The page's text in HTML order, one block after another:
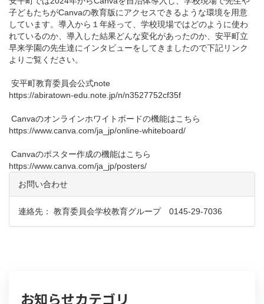
子どもたちがCanvaの教育版にアクセスできるような環境を用意
しています。導入から１年経って、学校現場ではどのように使わ
れているのか、導入した結果どんな変化があったのか、安平町立
早来学園の先生達にインタビューをしてきましたので下記リンク
よりご覧ください。
安平町教育委員会公式note
https://abiratown-edu.note.jp/n/n3527752cf35f
Canvaのオンラインホワイトボードの機能はこちら
https://www.canva.com/ja_jp/online-whiteboard/
Canvaのポスター作成の機能はこちら
https://www.canva.com/ja_jp/posters/
お問い合わせ
連絡先： 教育委員会学校教育グループ 0145-29-7036
お知らせカテゴリ